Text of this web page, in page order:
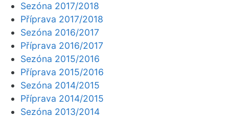
Sezóna 2017/2018
Příprava 2017/2018
Sezóna 2016/2017
Příprava 2016/2017
Sezóna 2015/2016
Příprava 2015/2016
Sezóna 2014/2015
Příprava 2014/2015
Sezóna 2013/2014